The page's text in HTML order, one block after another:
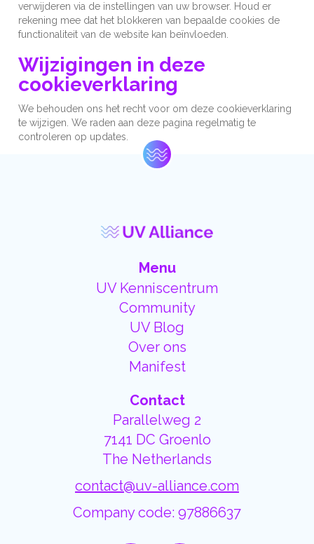
verwijderen via de instellingen van uw browser. Houd er
rekening mee dat het blokkeren van bepaalde cookies de
functionaliteit van de website kan beïnvloeden.
Wijzigingen in deze
cookieverklaring
We behouden ons het recht voor om deze cookieverklaring
te wijzigen. We raden aan deze pagina regelmatig te
controleren op updates.
Menu
UV Kenniscentrum
Community
UV Blog
Over ons
Manifest
Contact
Parallelweg 2
7141 DC Groenlo
The Netherlands
contact@uv-alliance.com
Company code: 97886637